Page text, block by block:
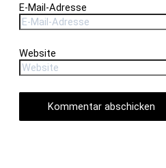
E-Mail-Adresse
Website